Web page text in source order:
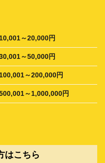
10,001～20,000円
～50,000円
100,001～200,000円
～1,000,000円
はこちら